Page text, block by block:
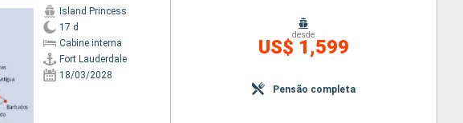
Island Princess
17 d
Cabine interna
Fort Lauderdale
18/03/2028
desde
US$ 1,599
Pensão completa